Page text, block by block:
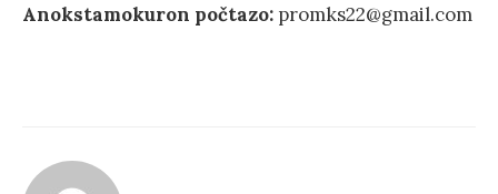
Anokstamokuron‌ počtazo: promks22@gmail.com